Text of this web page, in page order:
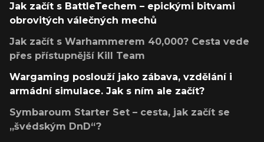
Jak začít s BattleTechem – epickými bitvami
obrovitých válečných mechů
Jak začít s Warhammerem 40,000? Cesta vede
přes přístupnější Kill Team
Wargaming poslouží jako zábava, vzdělání i
armádní simulace. Jak s ním ale začít?
Symbaroum Starter Set – cesta, jak začít se
„švédským DnD“?